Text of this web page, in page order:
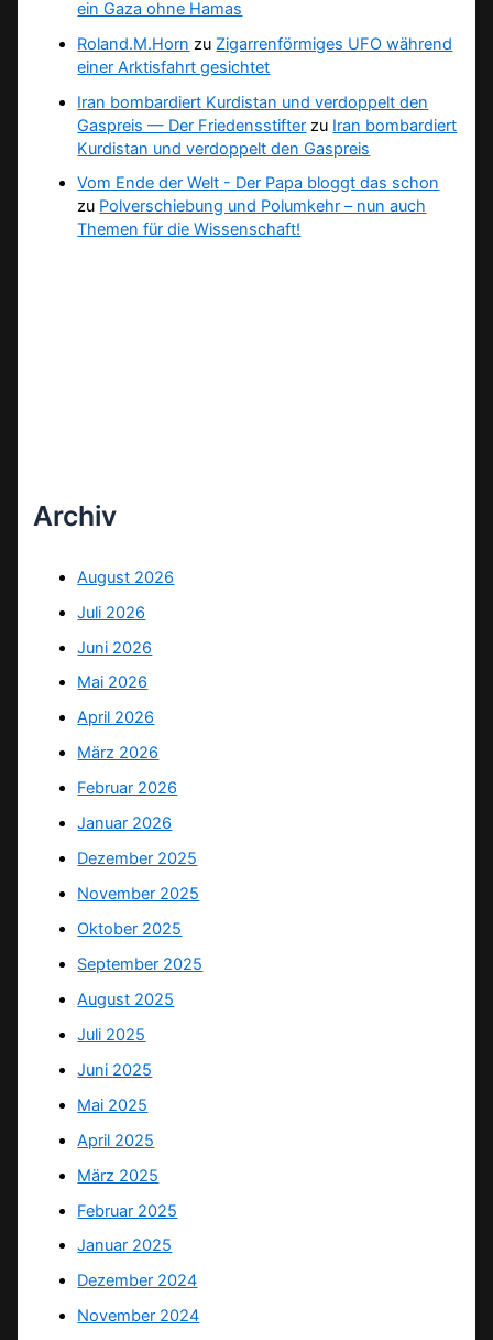
ein Gaza ohne Hamas
Roland.M.Horn zu Zigarrenförmiges UFO während
einer Arktisfahrt gesichtet
Iran bombardiert Kurdistan und verdoppelt den
Gaspreis — Der Friedensstifter zu Iran bombardiert
Kurdistan und verdoppelt den Gaspreis
Vom Ende der Welt - Der Papa bloggt das schon
zu Polverschiebung und Polumkehr – nun auch
Themen für die Wissenschaft!
Archiv
August 2026
Juli 2026
Juni 2026
Mai 2026
April 2026
März 2026
Februar 2026
Januar 2026
Dezember 2025
November 2025
Oktober 2025
September 2025
August 2025
Juli 2025
Juni 2025
Mai 2025
April 2025
März 2025
Februar 2025
Januar 2025
Dezember 2024
November 2024